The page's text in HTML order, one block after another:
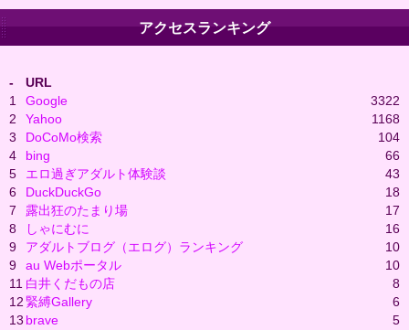
アクセスランキング
-
URL
1
Google
3322
2
Yahoo
1168
3
DoCoMo検索
104
4
bing
66
5
エロ過ぎアダルト体験談
43
6
DuckDuckGo
18
7
露出狂のたまり場
17
8
しゃにむに
16
9
アダルトブログ（エログ）ランキング
10
9
au Webポータル
10
11 白井くだもの店
8
12緊縛Gallery
6
13 brave
5